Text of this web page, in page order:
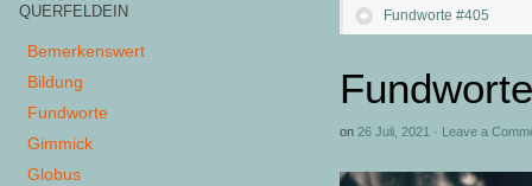
Fundworte #405
on 26 Juli, 2021 · Leave a
QUERFELDEIN
Bemerkenswert
Bildung
Fundworte
Gimmick
Globus